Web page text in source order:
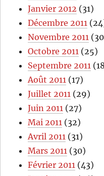
Janvier 2012 (31)
Décembre 2011
Novembre 2011
Octobre 2011 (25)
Septembre 2011
Août 2011 (17)
Juillet 2011 (29)
Juin 2011 (27)
Mai 2011 (32)
Avril 2011 (31)
Mars 2011 (30)
Février 2011 (43)